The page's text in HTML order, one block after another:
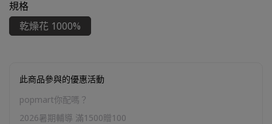
規格
乾燥花 1000%
此商品參與的優惠活動
popmart你配嗎？
2026暑期輔導 滿1500贈100